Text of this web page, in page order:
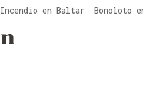
Incendio en Baltar Bonoloto